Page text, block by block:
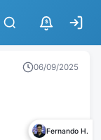
$
06/09/2025
Fernando H.